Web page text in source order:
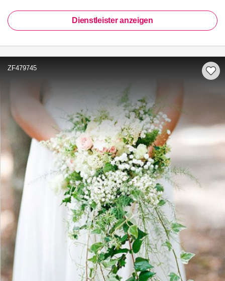
Dienstleister anzeigen
ZF479745